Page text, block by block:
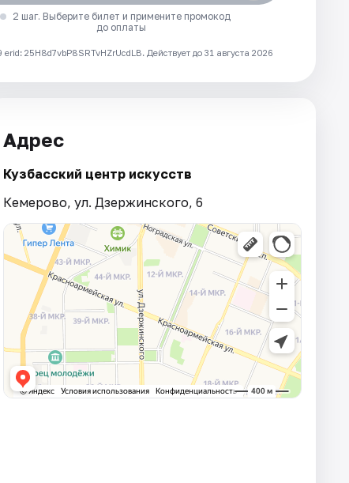
2 шаг. Выберите билет и примените промокод
до оплаты
25H8d7vbP8SRTvHZrUcdLB. Действует до 31 августа 2026
Адрес
Кузбасский центр искусств
Кемерово, ул. Дзержинского, 6